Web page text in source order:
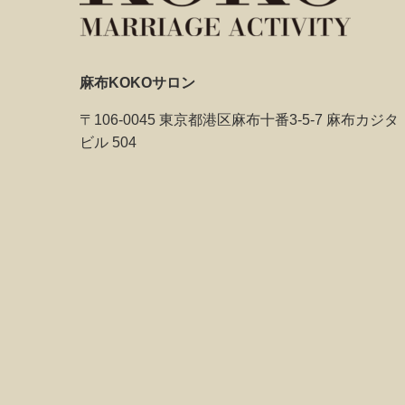
麻布KOKOサロン
〒106-0045 東京都港区麻布十番3-5-7 麻布カジタ
ビル 504